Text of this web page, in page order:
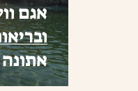
אגם
אתונה